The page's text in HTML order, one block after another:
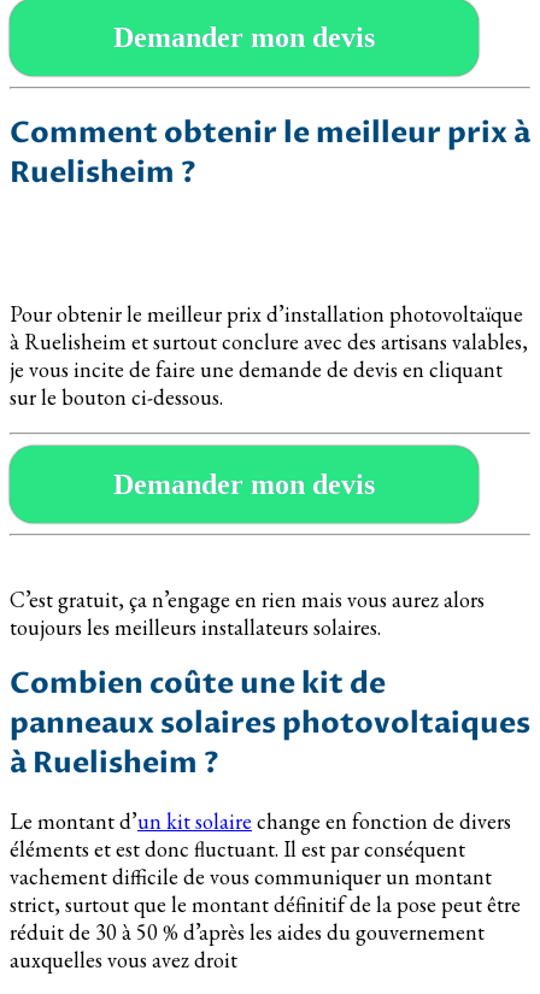
Demander mon devis
Comment obtenir le meilleur prix à
Ruelisheim ?
Pour obtenir le meilleur prix d’installation photovoltaïque
à Ruelisheim et surtout conclure avec des artisans valables,
je vous incite de faire une demande de devis en cliquant
sur le bouton ci-dessous.
Demander mon devis
C’est gratuit, ça n’engage en rien mais vous aurez alors
toujours les meilleurs installateurs solaires.
Combien coûte une kit de
panneaux solaires photovoltaiques
à Ruelisheim ?
Le montant d’un kit solaire change en fonction de divers
éléments et est donc fluctuant. Il est par conséquent
vachement difficile de vous communiquer un montant
strict, surtout que le montant définitif de la pose peut être
réduit de 30 à 50 % d’après les aides du gouvernement
auxquelles vous avez droit